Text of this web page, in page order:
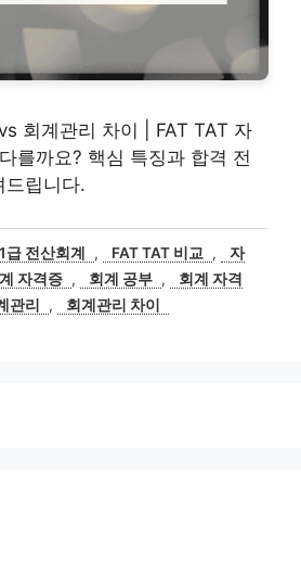
회계관리 차이 | FAT TAT 자
를까요? 핵심 특징과 합격 전
드립니다.
급 전산회계 , FAT TAT 비교 ,
자
자격증 , 회계 공부 ,
회계 자격
관리 , 회계관리 차이